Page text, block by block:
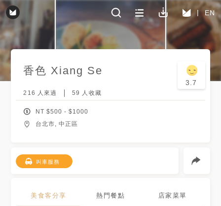
EN
香色 Xiang Se
3.7
216 人來過 59 人收藏
NT $500 - $1000
台北市, 中正區
叫車服務
美食客分享 熱門餐點 店家菜單